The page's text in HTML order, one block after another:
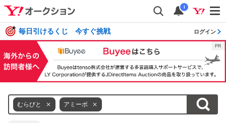
i
毎日引けるくじ 今すぐ挑戦 ログイン
むらびと アミーボ